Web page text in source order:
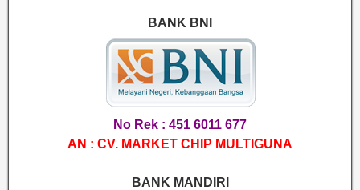
BANK BNI
No Rek : 451 6011 677
AN : CV. MARKET CHIP MULTIGUNA
BANK MANDIRI